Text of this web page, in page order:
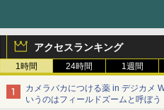
アクセスランキング
1時間 24時間 1週間
カメラバカにつける薬 in デジカメ
いうのはフィールドズームと呼ぼう